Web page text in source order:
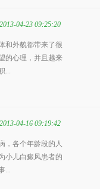
2013-04-23 09:25:20
和外貌都带来了很
的心理，并且越来
...
2013-04-16 09:19:42
，各个年龄段的人
小儿白癜风患者的
...